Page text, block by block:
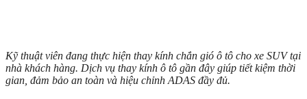
Kỹ thuật viên đang thực hiện thay kính chắn gió ô tô cho xe SUV tại
nhà khách hàng. Dịch vụ thay kính ô tô gần đây giúp tiết kiệm thời
gian, đảm bảo an toàn và hiệu chỉnh ADAS đầy đủ.